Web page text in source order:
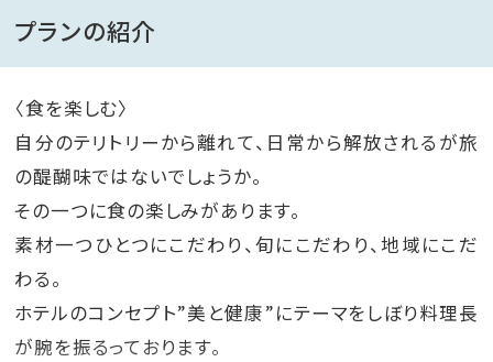
プランの紹介
〈食を楽しむ〉
自分のテリトリーから離れて、日常から解放されるが旅
の醍醐味ではないでしょうか。
その一つに食の楽しみがあります。
素材一つひとつにこだわり、旬にこだわり、地域にこだ
わる。
ホテルのコンセプト”美と健康”にテーマをしぼり料理長
が腕を振るっております。